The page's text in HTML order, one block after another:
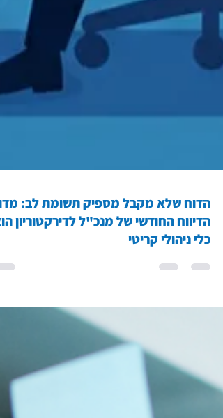
הדוח שלא מקבל מספיק תשומת לב:
הדיווח החודשי של מנכ"ל לדירקטוריון
כלי ניהולי קריטי